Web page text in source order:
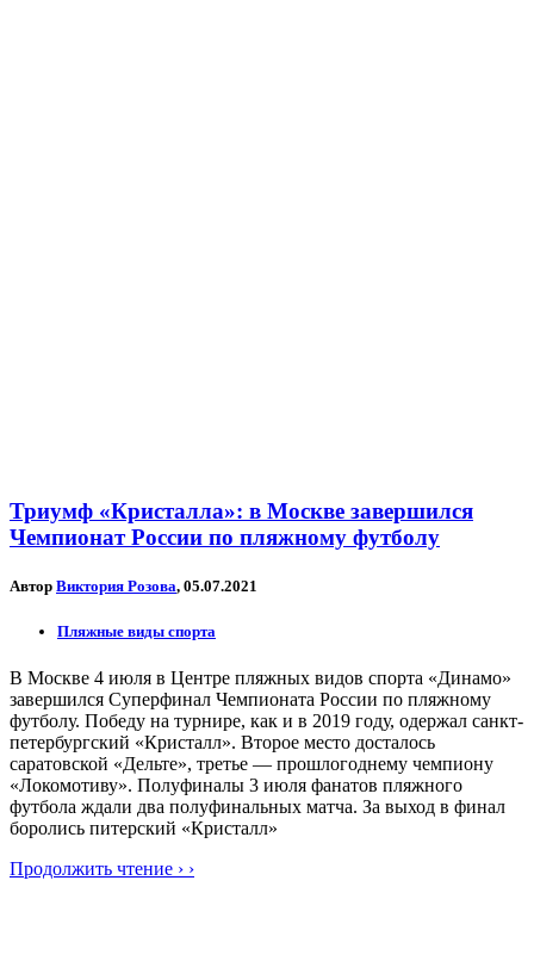
Триумф «Кристалла»: в Москве завершился
Чемпионат России по пляжному футболу
Автор Виктория Розова, 05.07.2021
Пляжные виды спорта
В Москве 4 июля в Центре пляжных видов спорта «Динамо»
завершился Суперфинал Чемпионата России по пляжному
футболу. Победу на турнире, как и в 2019 году, одержал санкт-
петербургский «Кристалл». Второе место досталось
саратовской «Дельте», третье — прошлогоднему чемпиону
«Локомотиву». Полуфиналы 3 июля фанатов пляжного
футбола ждали два полуфинальных матча. За выход в финал
боролись питерский «Кристалл»
Продолжить чтение › ›